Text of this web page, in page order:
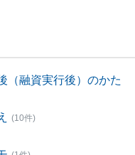
（融資実行後）のかた
(10件)